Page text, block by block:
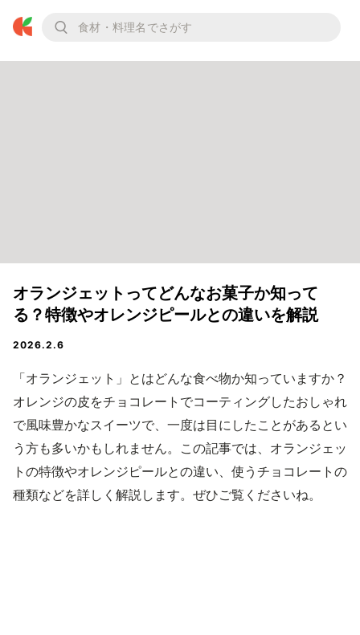
オランジェットってどんなお菓子か知って
る？特徴やオレンジピールとの違いを解説
2026.2.6
「オランジェット」とはどんな食べ物か知っていますか？
オレンジの皮をチョコレートでコーティングしたおしゃれ
で風味豊かなスイーツで、一度は目にしたことがあるとい
う方も多いかもしれません。この記事では、オランジェッ
トの特徴やオレンジピールとの違い、使うチョコレートの
種類などを詳しく解説します。ぜひご覧くださいね。